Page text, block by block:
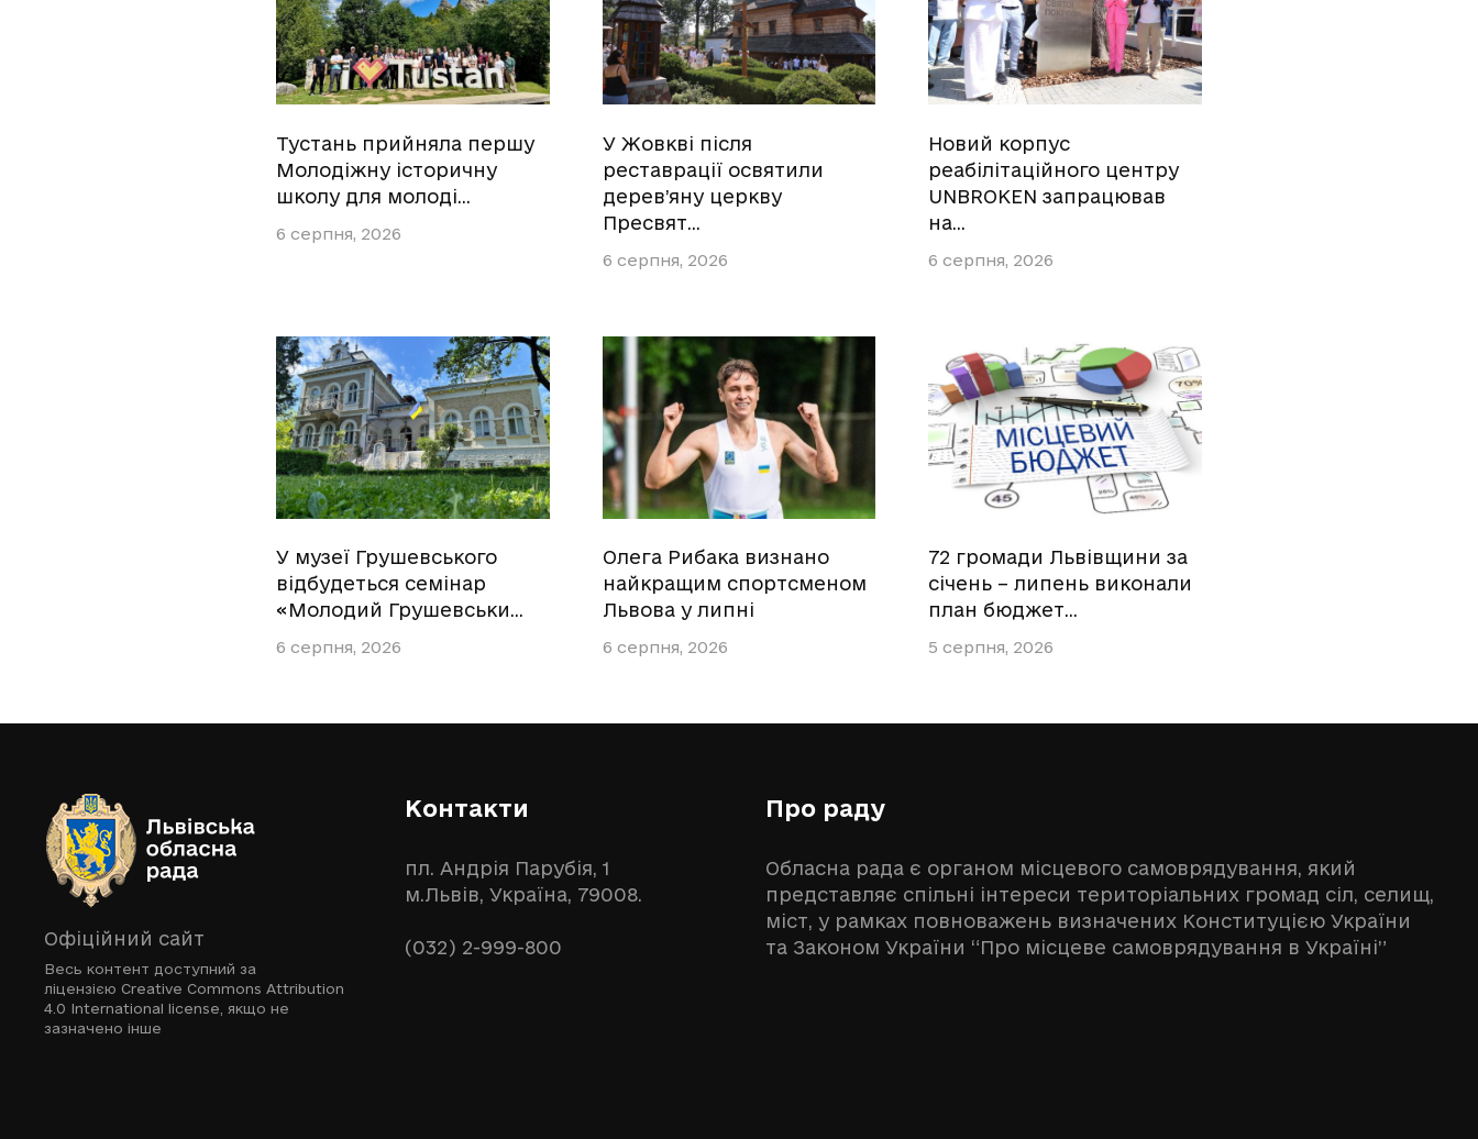
Тустань прийняла першу
Молодіжну історичну
школу для молоді…
6 серпня, 2026
У Жовкві після
реставрації освятили
дерев’яну церкву
Пресвят…
6 серпня, 2026
Новий корпус
реабілітаційного центру
UNBROKEN запрацював
на…
6 серпня, 2026
У музеї Грушевського
відбудеться семінар
«Молодий Грушевськи…
6 серпня, 2026
Олега Рибака визнано
найкращим спортсменом
Львова у липні
6 серпня, 2026
72 громади Львівщини за
січень – липень виконали
план бюджет…
5 серпня, 2026
Офіційний сайт
Весь контент доступний за
ліцензією Creative Commons Attribution
4.0 International license , якщо не
зазначено інше
Контакти
пл. Андрія Парубія, 1
м.Львів, Україна, 79008.
(032) 2-999-800
Про раду
Обласна рада є органом місцевого самоврядування, який
представляє спільні інтереси територіальних громад сіл, селищ,
міст, у рамках повноважень визначених Конституцією України
та Законом України “Про місцеве самоврядування в Україні”